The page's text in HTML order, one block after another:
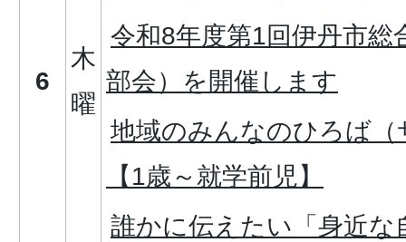
6
木
曜
令和8年度第1回伊丹市総
部会）を開催します
地域のみんなのひろば
【1歳～就学前児】
誰かに伝えたい「身近